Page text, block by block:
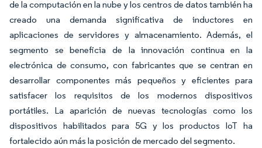
de la computación en la nube y los centros de datos también ha
creado una demanda significativa de inductores en
aplicaciones de servidores y almacenamiento. Además, el
segmento se beneficia de la innovación continua en la
electrónica de consumo, con fabricantes que se centran en
desarrollar componentes más pequeños y eficientes para
satisfacer los requisitos de los modernos dispositivos
portátiles. La aparición de nuevas tecnologías como los
dispositivos habilitados para 5G y los productos IoT ha
fortalecido aún más la posición de mercado del segmento.